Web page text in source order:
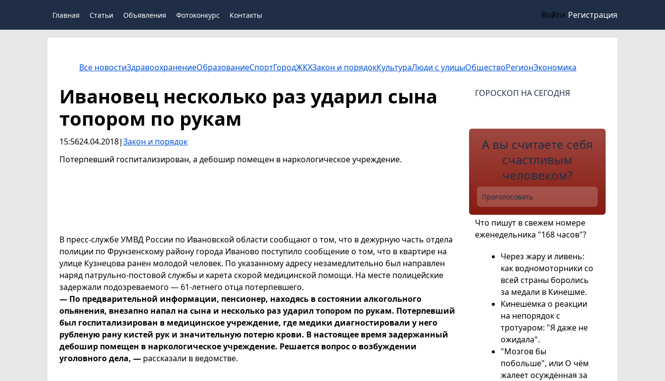
Главная Статьи Объявления Фотоконкурс Контакты Войти Регистрация
Все новостиЗдравоохранениеОбразованиеСпортГородЖКХЗакон и порядокКультураЛюди с улицыОбществоРегионЭкономика
Ивановец несколько раз ударил сына
топором по рукам
15:5624.04.2018|Закон и порядок
Потерпевший госпитализирован, а дебошир помещен в наркологическое учреждение.
В пресс-службе УМВД России по Ивановской области сообщают о том, что в дежурную часть отдела
полиции по Фрунзенскому району города Иваново поступило сообщение о том, что в квартире на
улице Кузнецова ранен молодой человек. По указанному адресу незамедлительно был направлен
наряд патрульно-постовой службы и карета скорой медицинской помощи. На месте полицейские
задержали подозреваемого — 61-летнего отца потерпевшего.
— По предварительной информации, пенсионер, находясь в состоянии алкогольного
опьянения, внезапно напал на сына и несколько раз ударил топором по рукам. Потерпевший
был госпитализирован в медицинское учреждение, где медики диагностировали у него
рубленую рану кистей рук и значительную потерю крови. В настоящее время задержанный
дебошир помещен в наркологическое учреждение. Решается вопрос о возбуждении
уголовного дела, — рассказали в ведомстве.
ГОРОСКОП НА СЕГОДНЯ
А вы считаете себя
счастливым
человеком?
Проголосовать
Что пишут в свежем номере
еженедельника "168 часов"?
Через жару и ливень:
как водномоторники со
всей страны боролись
за медали в Кинешме.
Кинешемка о реакции
на непорядок с
тротуаром: "Я даже не
ожидала".
"Мозгов бы
побольше", или О чём
жалеет осуждённая за